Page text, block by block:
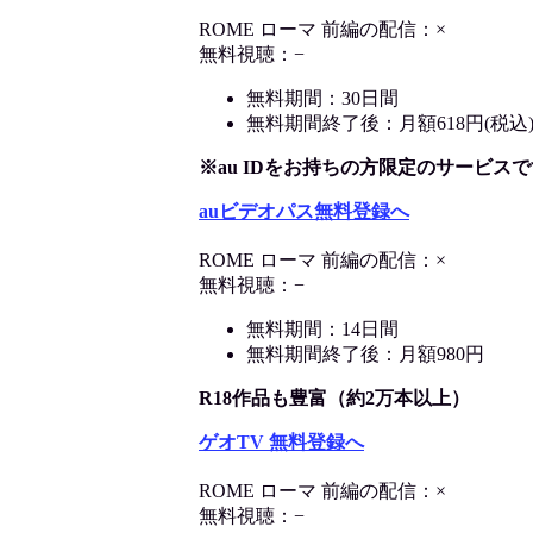
ROME ローマ 前編の配信：×
無料視聴：−
無料期間：30日間
無料期間終了後：月額618円(税込)
※au IDをお持ちの方限定のサービス
auビデオパス無料登録へ
ROME ローマ 前編の配信：×
無料視聴：−
無料期間：14日間
無料期間終了後：月額980円
R18作品も豊富（約2万本以上）
ゲオTV 無料登録へ
ROME ローマ 前編の配信：×
無料視聴：−